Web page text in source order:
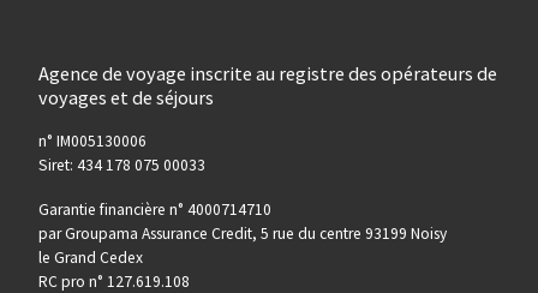
Agence de voyage inscrite au registre des opérateurs de
voyages et de séjours
n° IM005130006
Siret: 434 178 075 00033
Garantie financière n° 4000714710
par Groupama Assurance Credit, 5 rue du centre 93199 Noisy
le Grand Cedex
RC pro n° 127.619.108